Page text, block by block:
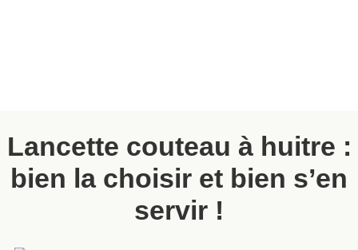
Lancette couteau à huitre :
bien la choisir et bien s’en
servir !